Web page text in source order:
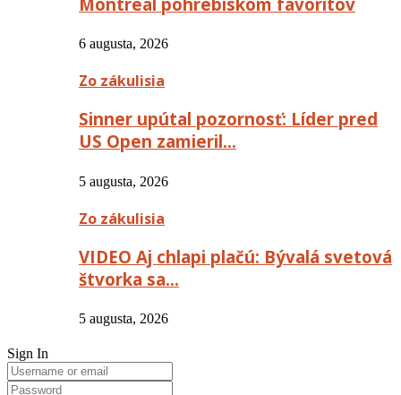
6 augusta, 2026
Zo zákulisia
Sinner upútal pozornosť: Líder pred
US Open zamieril…
5 augusta, 2026
Zo zákulisia
VIDEO Aj chlapi plačú: Bývalá svetová
štvorka sa…
5 augusta, 2026
Sign In